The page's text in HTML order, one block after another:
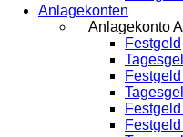
Anlagekonten
Anlagekonto
Festgeld